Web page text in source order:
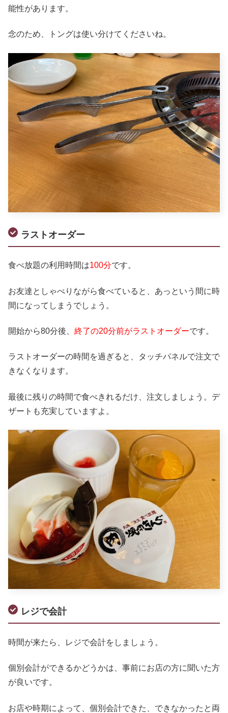
能性があります。
念のため、トングは使い分けてくださいね。
ラストオーダー
食べ放題の利用時間は100分です。
お友達としゃべりながら食べていると、あっという間に時
間になってしまうでしょう。
開始から80分後、 終了の20分前がラストオーダーです。
ラストオーダーの時間を過ぎると、タッチパネルで注文で
きなくなります。
最後に残りの時間で食べきれるだけ、注文しましょう。デ
ザートも充実していますよ。
レジで会計
時間が来たら、レジで会計をしましょう。
個別会計ができるかどうかは、事前にお店の方に聞いた方
が良いです。
お店や時期によって、個別会計できた、できなかったと両